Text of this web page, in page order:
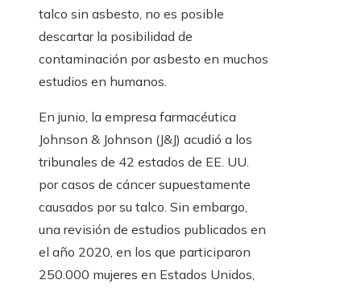
talco sin asbesto, no es posible
descartar la posibilidad de
contaminación por asbesto en muchos
estudios en humanos.
En junio, la empresa farmacéutica
Johnson & Johnson (J&J) acudió a los
tribunales de 42 estados de EE. UU.
por casos de cáncer supuestamente
causados ​​por su talco. Sin embargo,
una revisión de estudios publicados en
el año 2020, en los que participaron
250.000 mujeres en Estados Unidos,